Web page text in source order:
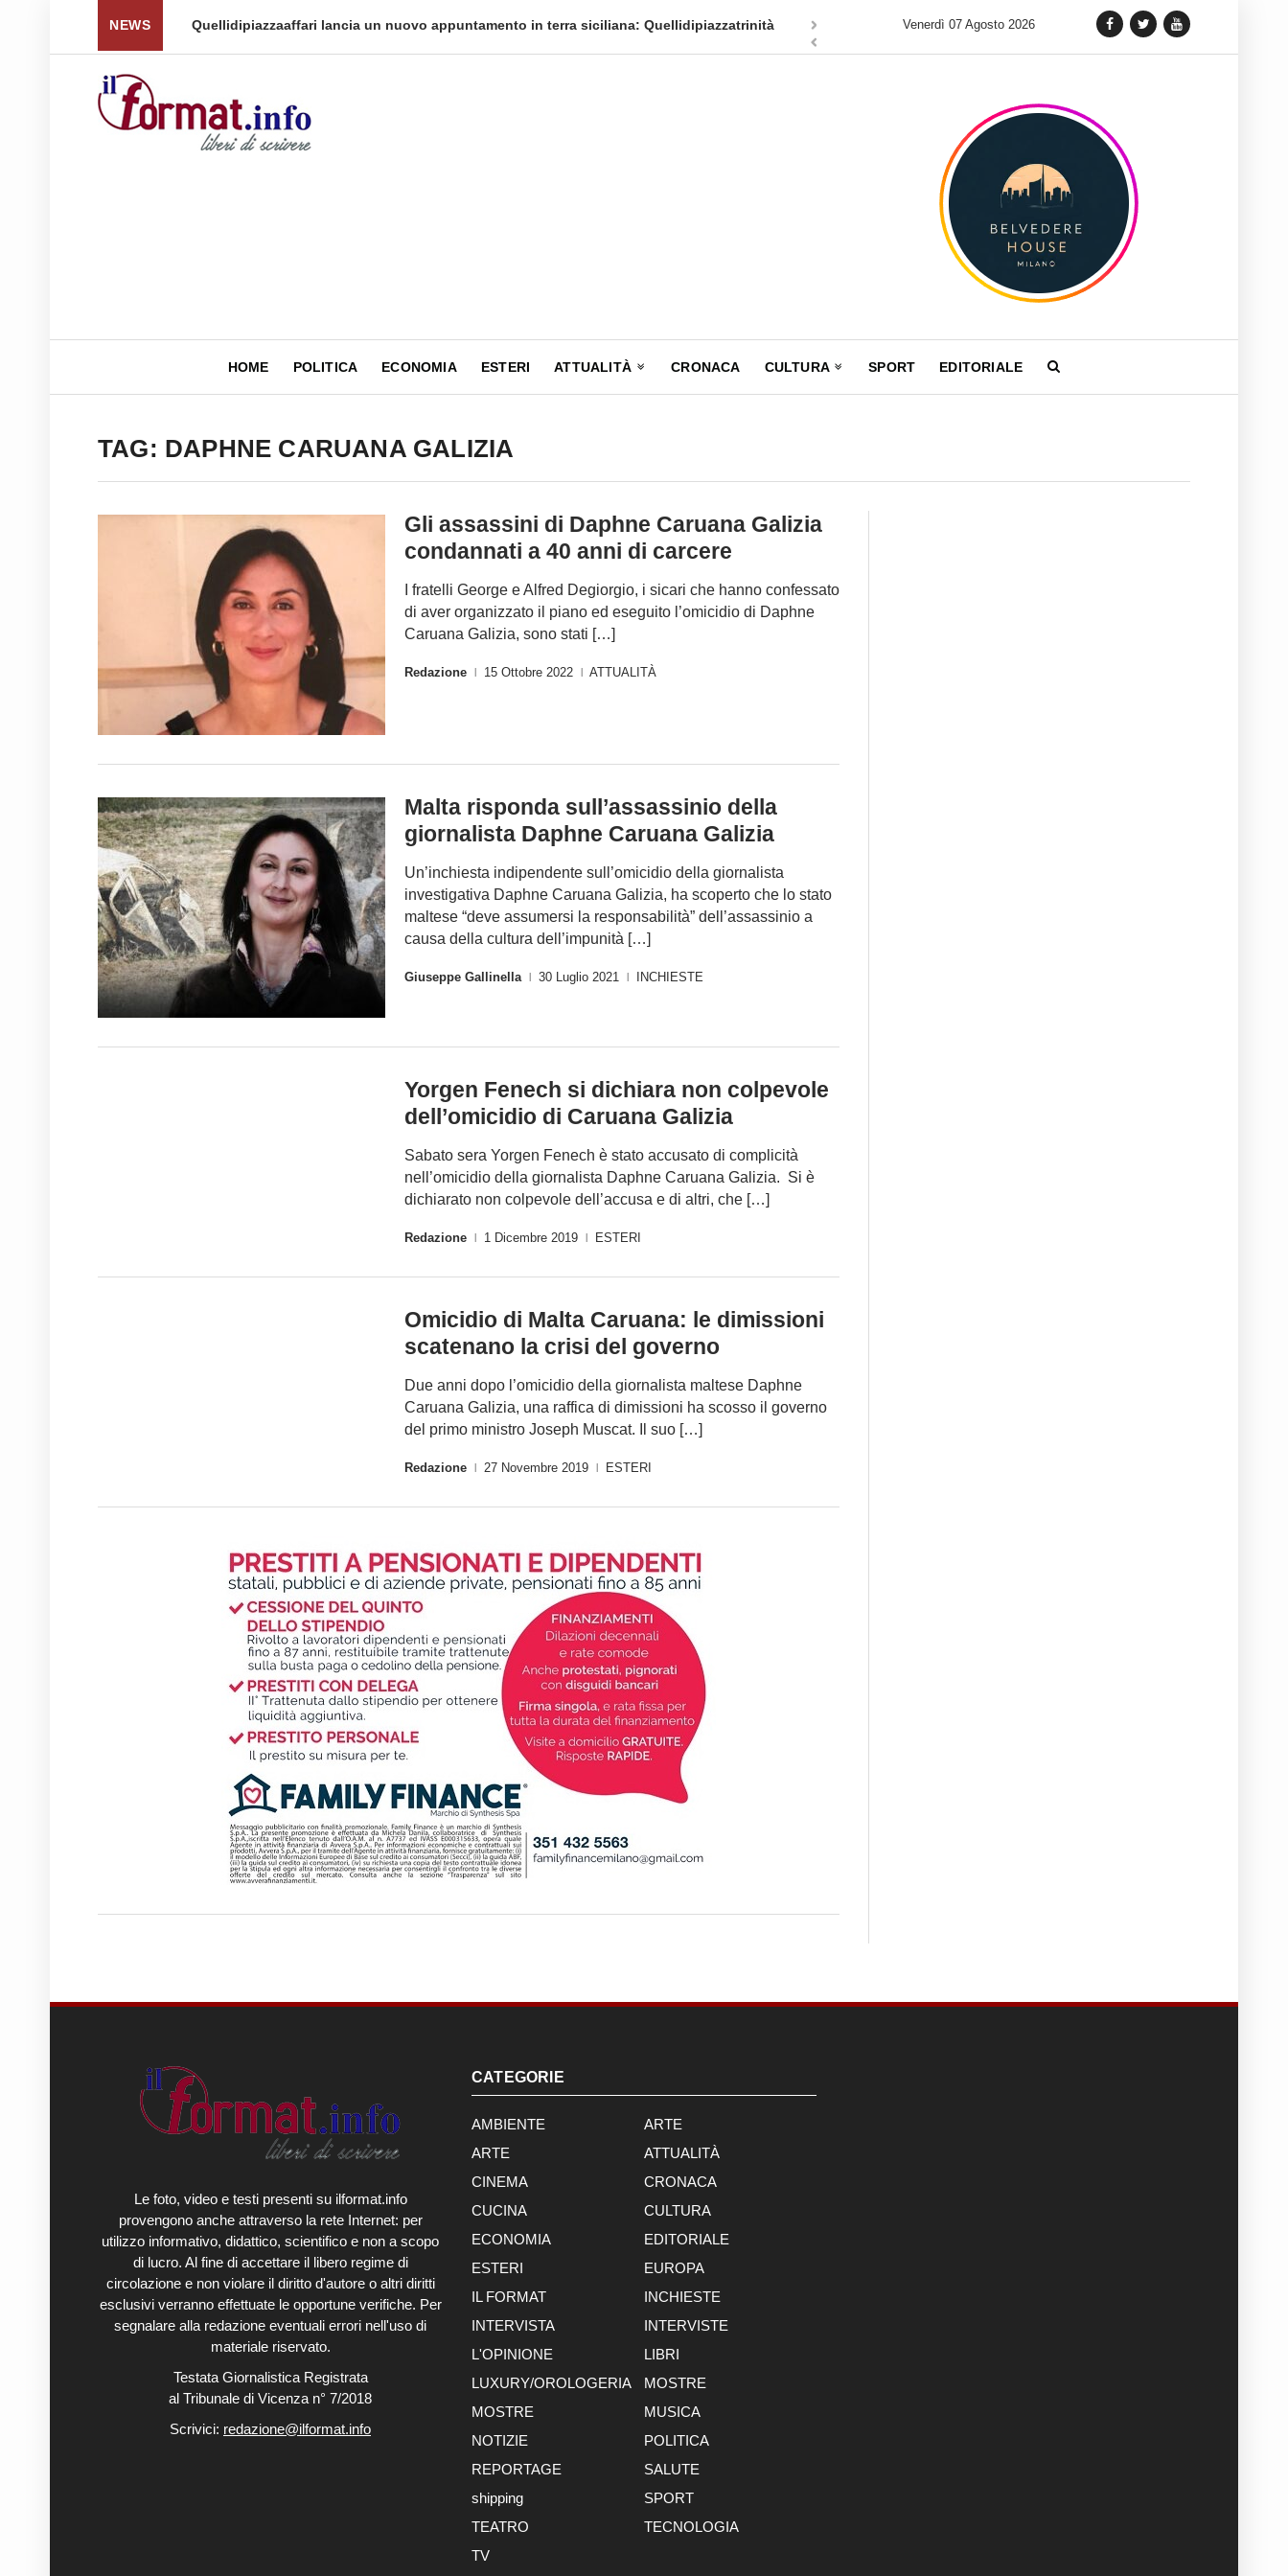
NEWS
per tornare a ... Quellidipiazzaaffari lancia un nuovo appuntamento in terra siciliana: Quellidipiazzatrinità Tag Heuer lancia una variante Limited Edition del Carrera Chronograph in
Venerdì 07 Agosto 2026
HOME POLITICA ECONOMIA ESTERI ATTUALITÀ CRONACA CULTURA SPORT EDITORIALE
TAG: DAPHNE CARUANA GALIZIA
Gli assassini di Daphne Caruana Galizia
condannati a 40 anni di carcere
I fratelli George e Alfred Degiorgio, i sicari che hanno confessato
di aver organizzato il piano ed eseguito l’omicidio di Daphne
Caruana Galizia, sono stati […]
Redazione 15 Ottobre 2022 ATTUALITÀ
Malta risponda sull’assassinio della
giornalista Daphne Caruana Galizia
Un’inchiesta indipendente sull’omicidio della giornalista
investigativa Daphne Caruana Galizia, ha scoperto che lo stato
maltese “deve assumersi la responsabilità” dell’assassinio a
causa della cultura dell’impunità […]
Giuseppe Gallinella 30 Luglio 2021 INCHIESTE
Yorgen Fenech si dichiara non colpevole
dell’omicidio di Caruana Galizia
Sabato sera Yorgen Fenech è stato accusato di complicità
nell’omicidio della giornalista Daphne Caruana Galizia. Si è
dichiarato non colpevole dell’accusa e di altri, che […]
Redazione 1 Dicembre 2019 ESTERI
Omicidio di Malta Caruana: le dimissioni
scatenano la crisi del governo
Due anni dopo l’omicidio della giornalista maltese Daphne
Caruana Galizia, una raffica di dimissioni ha scosso il governo
del primo ministro Joseph Muscat. Il suo […]
Redazione 27 Novembre 2019 ESTERI
Le foto, video e testi presenti su ilformat.info
provengono anche attraverso la rete Internet: per
utilizzo informativo, didattico, scientifico e non a scopo
di lucro. Al fine di accettare il libero regime di
circolazione e non violare il diritto d'autore o altri diritti
esclusivi verranno effettuate le opportune verifiche. Per
segnalare alla redazione eventuali errori nell'uso di
materiale riservato.
Testata Giornalistica Registrata
al Tribunale di Vicenza n° 7/2018
Scrivici: redazione@ilformat.info
CATEGORIE
AMBIENTE
ARTE
ARTE
ATTUALITÀ
CINEMA
CRONACA
CUCINA
CULTURA
ECONOMIA
EDITORIALE
ESTERI
EUROPA
IL FORMAT
INCHIESTE
INTERVISTA
INTERVISTE
L'OPINIONE
LIBRI
LUXURY/OROLOGERIA
MOSTRE
MOSTRE
MUSICA
NOTIZIE
POLITICA
REPORTAGE
SALUTE
shipping
SPORT
TEATRO
TECNOLOGIA
TV